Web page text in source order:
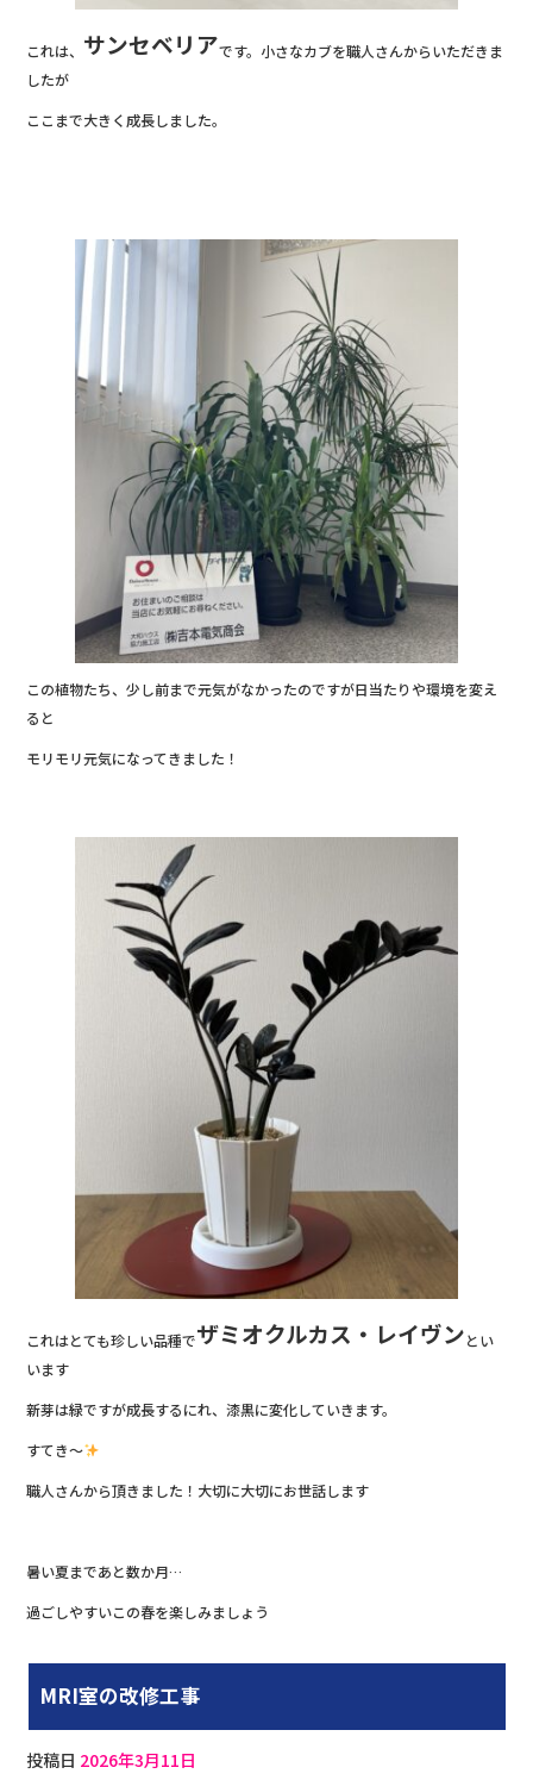
これは、 サンセベリアです。小さなカブを職人さんからいただきま
したが
ここまで大きく成長しました。
この植物たち、少し前まで元気がなかったのですが日当たりや環境を変え
ると
モリモリ元気になってきました！
これはとても珍しい品種でザミオクルカス・レイヴンとい
います
新芽は緑ですが成長するにれ、漆黒に変化していきます。
すてき～
職人さんから頂きました！大切に大切にお世話します
暑い夏まであと数か月…
過ごしやすいこの春を楽しみましょう
MRI室の改修工事
投稿日 2026年3月11日